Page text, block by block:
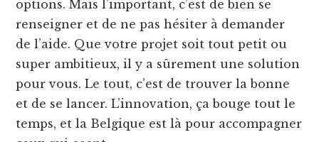
options. Mais l’important, c’est de bien se
renseigner et de ne pas hésiter à demander
de l’aide. Que votre projet soit tout petit ou
super ambitieux, il y a sûrement une solution
pour vous. Le tout, c’est de trouver la bonne
et de se lancer. L’innovation, ça bouge tout le
temps, et la Belgique est là pour accompagner